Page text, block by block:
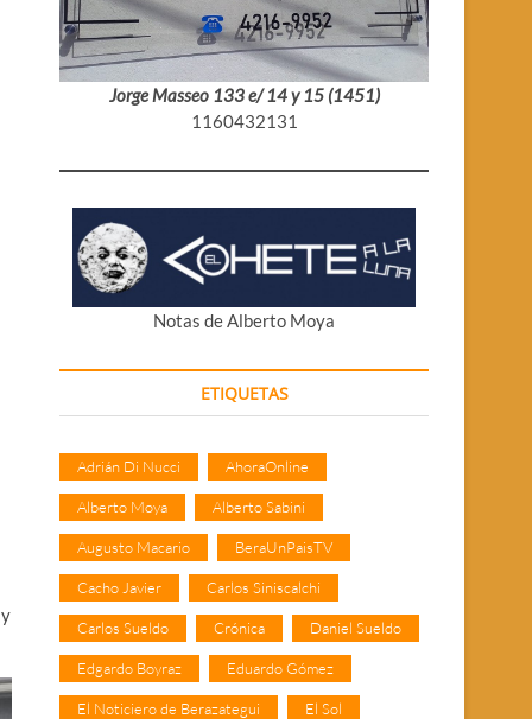
Jorge Masseo 133 e/ 14 y 15 (1451)
1160432131
Notas de Alberto Moya
ETIQUETAS
Adrián Di Nucci AhoraOnline
Alberto Moya Alberto Sabini
Augusto Macario BeraUnPaisTV
Cacho Javier Carlos Siniscalchi
Carlos Sueldo Crónica Daniel Sueldo
Edgardo Boyraz Eduardo Gómez
El Noticiero de Berazategui El Sol